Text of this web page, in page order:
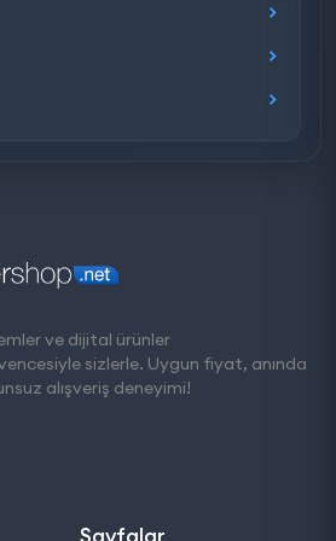
ve dijital ürünler
sizlerle. Uygun fiyat, anında
alışveriş deneyimi!
Sayfalar